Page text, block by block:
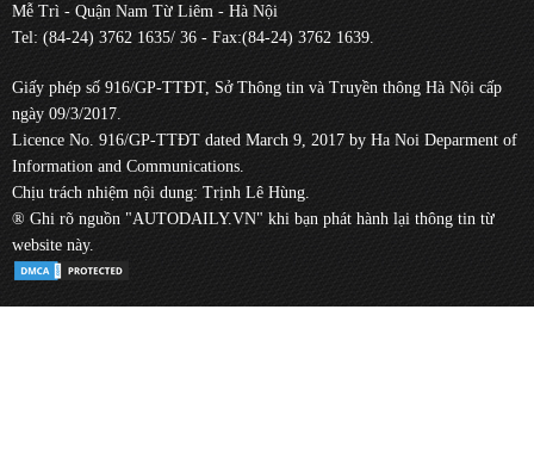
Mễ Trì - Quận Nam Từ Liêm - Hà Nội
Tel: (84-24) 3762 1635/ 36 - Fax:(84-24) 3762 1639.
Giấy phép số 916/GP-TTĐT, Sở Thông tin và Truyền thông Hà Nội cấp
ngày 09/3/2017.
Licence No. 916/GP-TTĐT dated March 9, 2017 by Ha Noi Deparment of
Information and Communications.
Chịu trách nhiệm nội dung: Trịnh Lê Hùng.
® Ghi rõ nguồn "AUTODAILY.VN" khi bạn phát hành lại thông tin từ
website này.